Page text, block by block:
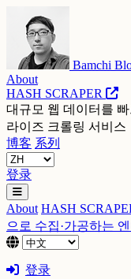
Bamchi
About
HASH SCRAPER
대규모 웹 데이터를
라이즈 크롤링 서비스
博客 系列
登录
About HASH
으로 수집·가공하는
登录